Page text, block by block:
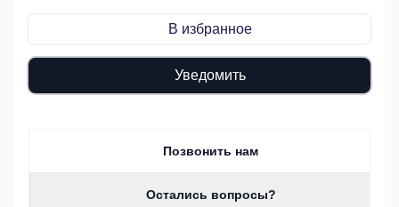
В избранное
Уведомить
Позвонить нам
Остались вопросы?